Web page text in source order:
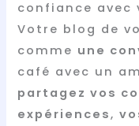
confiance avec
Votre blog de
comme une
café avec un
partagez vos
expériences,